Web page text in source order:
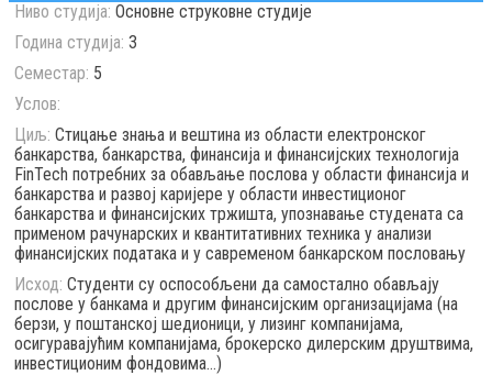
Ниво студија: Основне струковне студије
Година студија: 3
Семестар: 5
Услов:
Циљ: Стицање знања и вештина из области електронског
банкарства, банкарства, финансија и финансијских технологијa
FinTech потребних за обављање послова у области финансија и
банкарства и развој каријере у области инвестиционог
банкарства и финансијских тржишта, упознавање студената са
применом рачунарских и квантитативних техника у анализи
финансијских података и у савременом банкарском пословању
Исход: Студенти су оспособљени да самостално обављају
послове у банкама и другим финансијским организацијама (на
берзи, у поштанској шедионици, у лизинг компанијама,
осигуравајућим компанијама, брокерско дилерским друштвима,
инвестиционим фондовима...)